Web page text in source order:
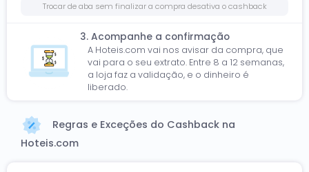
Trocar de aba sem finalizar a compra desativa o cashback
3. Acompanhe a confirmação
A Hoteis.com vai nos avisar da compra, que
vai para o seu extrato. Entre 8 a 12 semanas,
a loja faz a validação, e o dinheiro é
liberado.
Regras e Exceções do Cashback na
Hoteis.com